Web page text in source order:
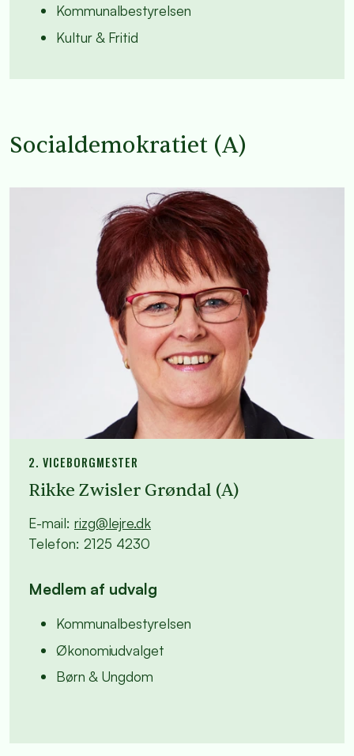
Kommunalbestyrelsen
Kultur & Fritid
Socialdemokratiet (A)
2. VICEBORGMESTER
Rikke Zwisler Grøndal (A)
E-mail: rizg@lejre.dk
Telefon: 2125 4230
Medlem af udvalg
Kommunalbestyrelsen
Økonomiudvalget
Børn & Ungdom